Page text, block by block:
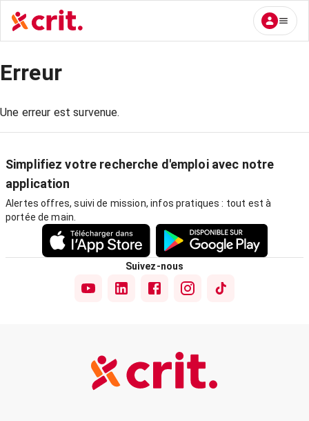
Erreur
Une erreur est survenue.
Simplifiez votre recherche d'emploi avec notre
application
Alertes offres, suivi de mission, infos pratiques : tout est à
portée de main.
Suivez-nous